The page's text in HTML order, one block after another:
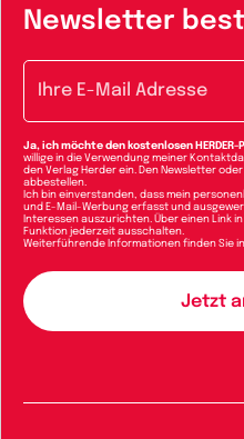
Newsletter
Ja, ich möchte den kostenlosen
willige in die Verwendung meiner
den Verlag Herder ein. Den Newsletter
abbestellen.
Ich bin einverstanden, dass mein
und E-Mail-Werbung erfasst und
Interessen auszurichten. Über einen Link
Funktion jederzeit ausschalten.
Weiterführende Informationen finden Sie